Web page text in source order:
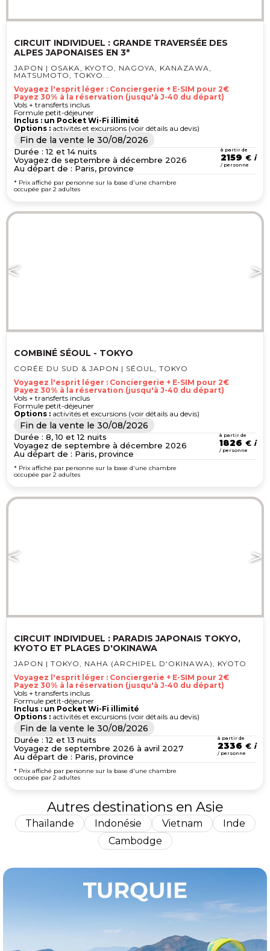
CIRCUIT INDIVIDUEL : GRANDE TRAVERSÉE DES
ALPES JAPONAISES EN 3*
JAPON | OSAKA, KYOTO, NAGOYA, KANAZAWA,
MATSUMOTO, TOKYO...
Voyagez l'esprit léger : Conciergerie + E-SIM pour 2€
Payez 30% à la réservation (jusqu'à J-40 du départ)
Vols + transferts inclus
Formule petit-déjeuner
Inclus : un Pocket Wi-Fi illimité
Options : activités et excursions (voir détails au devis)
Fin de la vente le 30/08/2026
Durée : 12 et 14 nuits
Voyagez de septembre à décembre 2026
Au départ de : Paris, province
à partir de
2159 €
/ personne
* Prix affiché par personne sur la base d'une chambre
occupée par 2 adultes
COMBINÉ SÉOUL - TOKYO
CORÉE DU SUD & JAPON | SÉOUL, TOKYO
Voyagez l'esprit léger : Conciergerie + E-SIM pour 2€
Payez 30% à la réservation (jusqu'à J-40 du départ)
Vols + transferts inclus
Formule petit-déjeuner
Options : activités et excursions (voir détails au devis)
Fin de la vente le 30/08/2026
Durée : 8, 10 et 12 nuits
Voyagez de septembre à décembre 2026
Au départ de : Paris, province
à partir de
1826 €
/ personne
* Prix affiché par personne sur la base d'une chambre
occupée par 2 adultes
CIRCUIT INDIVIDUEL : PARADIS JAPONAIS TOKYO,
KYOTO ET PLAGES D'OKINAWA
JAPON | TOKYO, NAHA (ARCHIPEL D'OKINAWA), KYOTO
Voyagez l'esprit léger : Conciergerie + E-SIM pour 2€
Payez 30% à la réservation (jusqu'à J-40 du départ)
Vols + transferts inclus
Formule petit-déjeuner
Inclus : un Pocket Wi-Fi illimité
Options : activités et excursions (voir détails au devis)
Fin de la vente le 30/08/2026
Durée : 12 et 13 nuits
Voyagez de septembre 2026 à avril 2027
Au départ de : Paris, province
à partir de
2336 €
/ personne
* Prix affiché par personne sur la base d'une chambre
occupée par 2 adultes
Autres destinations en Asie
Thaïlande Indonésie Vietnam
Inde
Cambodge